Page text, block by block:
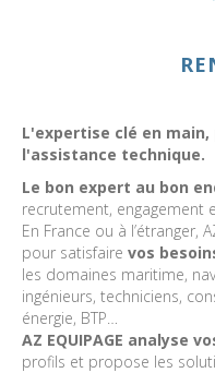
L'expertise clé en
l'assistance technique.
Le bon expert au bon
recrutement, engagement
En France ou à l’étranger,
pour satisfaire vos
les domaines maritime,
ingénieurs, techniciens,
énergie, BTP…
AZ EQUIPAGE analyse
profils et propose les